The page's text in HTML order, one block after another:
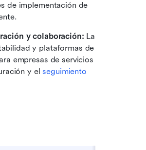
de implementación de
y colaboración: La
y plataformas de
empresas de servicios
y el seguimiento